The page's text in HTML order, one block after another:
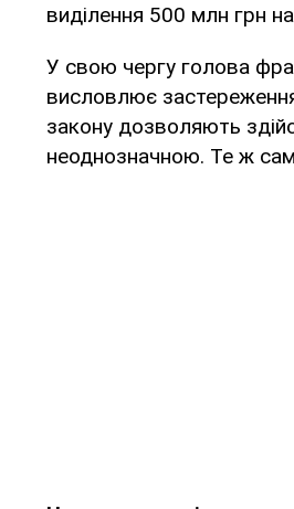
виділення 500 млн грн
У свою чергу голова
висловлює
закону дозволяють
неоднозначною. Те ж